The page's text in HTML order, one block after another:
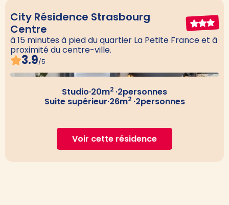
City Résidence Strasbourg
Centre
à 15 minutes à pied du quartier La Petite France et à
proximité du centre-ville.
3.9/5
Studio·20m2 ·2personnes
Suite supérieur·26m2·2personnes
Voir cette résidence